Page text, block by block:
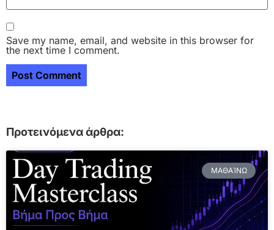
Save my name, email, and website in this browser for
the next time I comment.
Προτεινόμενα άρθρα:
ΜΑΘΑΊΝΩ